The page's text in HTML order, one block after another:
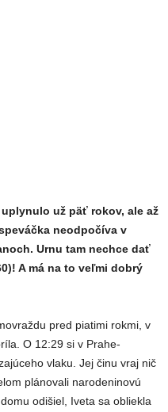
už päť rokov, ale až
neodpočíva v
Urnu tam nechce dať
A má na to veľmi dobrý
pred piatimi rokmi, v
O 12:29 si v Prahe-
vlaku. Jej činu vraj nič
plánovali narodeninovú
odišiel, Iveta sa obliekla